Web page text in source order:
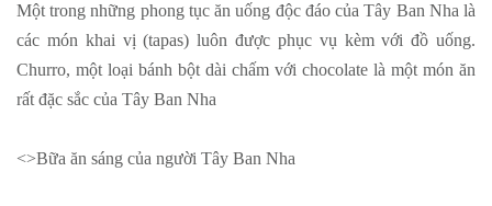
Một trong những phong tục ăn uống độc đáo của Tây Ban Nha là
các món khai vị (tapas) luôn được phục vụ kèm với đồ uống.
Churro, một loại bánh bột dài chấm với chocolate là một món ăn
rất đặc sắc của Tây Ban Nha
<>Bữa ăn sáng của người Tây Ban Nha